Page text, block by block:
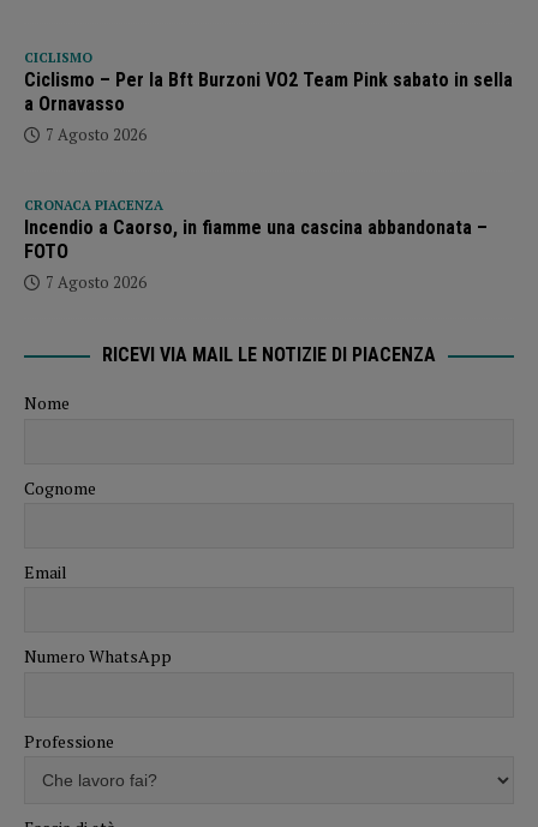
CICLISMO
Ciclismo – Per la Bft Burzoni VO2 Team Pink sabato in sella
a Ornavasso
7 Agosto 2026
CRONACA PIACENZA
Incendio a Caorso, in fiamme una cascina abbandonata –
FOTO
7 Agosto 2026
RICEVI VIA MAIL LE NOTIZIE DI PIACENZA
Nome
Cognome
Email
Numero WhatsApp
Professione